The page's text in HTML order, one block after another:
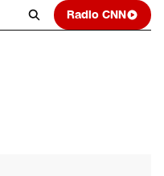
Radio CNN